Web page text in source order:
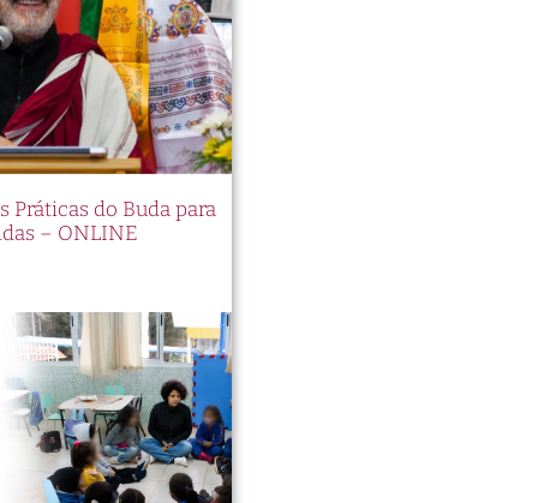
Práticas do Buda para
– ONLINE